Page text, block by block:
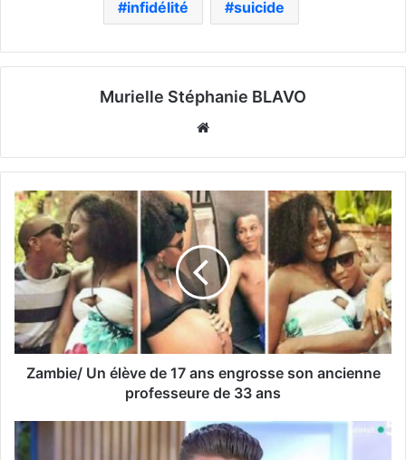
infidélité suicide
Murielle Stéphanie BLAVO
Zambie/ Un élève de 17 ans engrosse son ancienne
professeure de 33 ans